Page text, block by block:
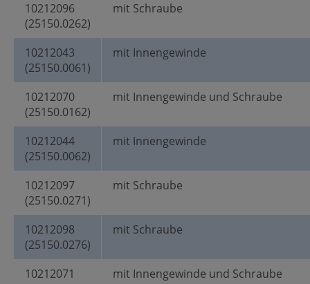
10212096
(25150.0262)
mit Schraube
10212043
(25150.0061)
mit Innengewinde
10212070
(25150.0162)
mit Innengewinde und Schraube
10212044
(25150.0062)
mit Innengewinde
10212097
(25150.0271)
mit Schraube
10212098
(25150.0276)
mit Schraube
10212071
mit Innengewinde und Schraube